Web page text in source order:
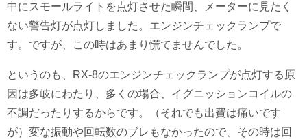
中にスモールライトを点灯させた瞬間、メーターに見たく
ない警告灯が点灯しました。エンジンチェックランプで
す。ですが、この時はあまり慌てませんでした。
というのも、RX-8のエンジンチェックランプが点灯する原
因は多岐にわたり、多くの場合、イグニッションコイルの
不調だったりするからです。（それでも出費は痛いです
が）変な振動や回転数のブレもなかったので、その時は回